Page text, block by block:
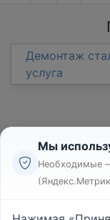
Демонтаж
услуга
Мы
Необходимые